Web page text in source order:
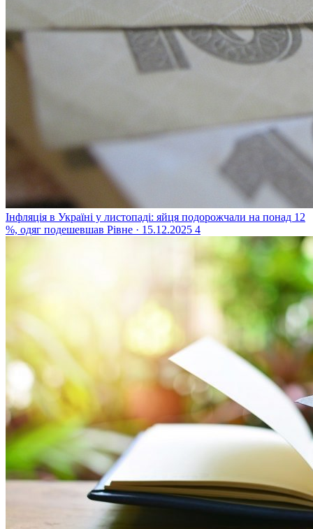
Інфляція в Україні у листопаді: яйця подорожчали на понад 12
%, одяг подешевшав Рівне · 15.12.2025 4